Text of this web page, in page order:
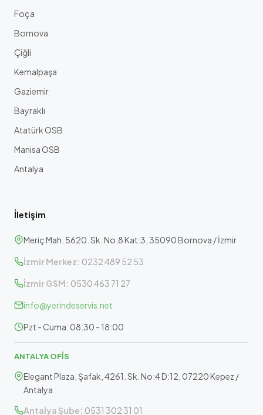
Foça
Bornova
Çiğli
Kemalpaşa
Gaziemir
Bayraklı
Atatürk OSB
Manisa OSB
Antalya
İletişim
Meriç Mah. 5620. Sk. No:8 Kat:3, 35090 Bornova / İzmir
İzmir Merkez: 0232 489 52 53
İzmir GSM: 0530 463 71 27
info@yerindeservis.net
Pzt - Cuma: 08:30 - 18:00
ANTALYA OFİS
Elegant Plaza, Şafak, 4261. Sk. No:4 D:12, 07220 Kepez /
Antalya
Antalya Şube: 0531 302 31 01